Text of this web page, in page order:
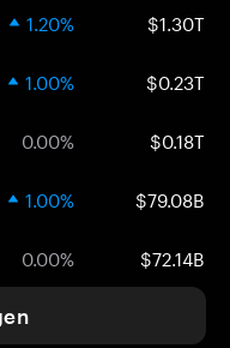
1.20% $1.30T
1.00% $0.23T
0.00% $0.18T
1.00% $79.08B
0.00% $72.14B